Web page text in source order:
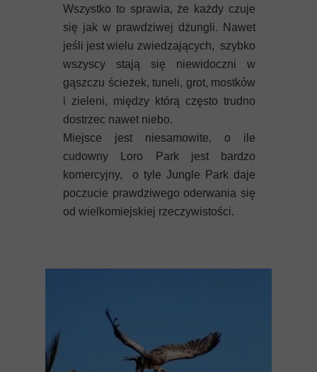
Wszystko to sprawia, że każdy czuje
się jak w prawdziwej dżungli. Nawet
jeśli jest wielu zwiedzających, szybko
wszyscy stają się niewidoczni w
gąszczu ścieżek, tuneli, grot, mostków
i zieleni, między którą często trudno
dostrzec nawet niebo.
Miejsce jest niesamowite, o ile
cudowny Loro Park jest bardzo
komercyjny, o tyle Jungle Park daje
poczucie prawdziwego oderwania się
od wielkomiejskiej rzeczywistości.